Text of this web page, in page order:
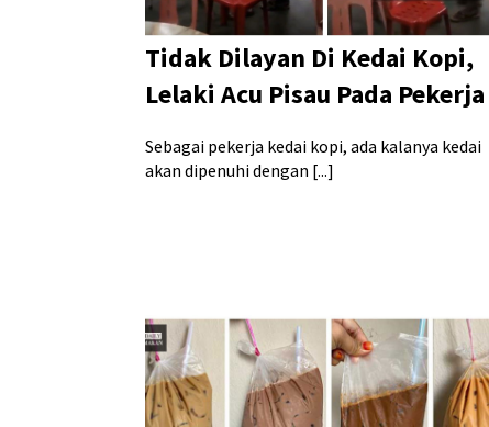
Tidak Dilayan Di Kedai Kopi,
Lelaki Acu Pisau Pada Pekerja
Sebagai pekerja kedai kopi, ada kalanya kedai
akan dipenuhi dengan [...]